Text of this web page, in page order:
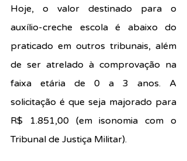
Hoje, o valor destinado para o
auxílio-creche escola é abaixo do
praticado em outros tribunais, além
de ser atrelado à comprovação na
faixa etária de 0 a 3 anos. A
solicitação é que seja majorado para
R$ 1.851,00 (em isonomia com o
Tribunal de Justiça Militar).